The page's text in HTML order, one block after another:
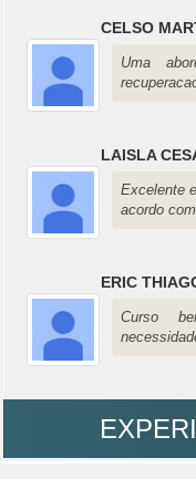
CELSO
Uma
LAISLA
Excelente
acordo
ERIC
Curso